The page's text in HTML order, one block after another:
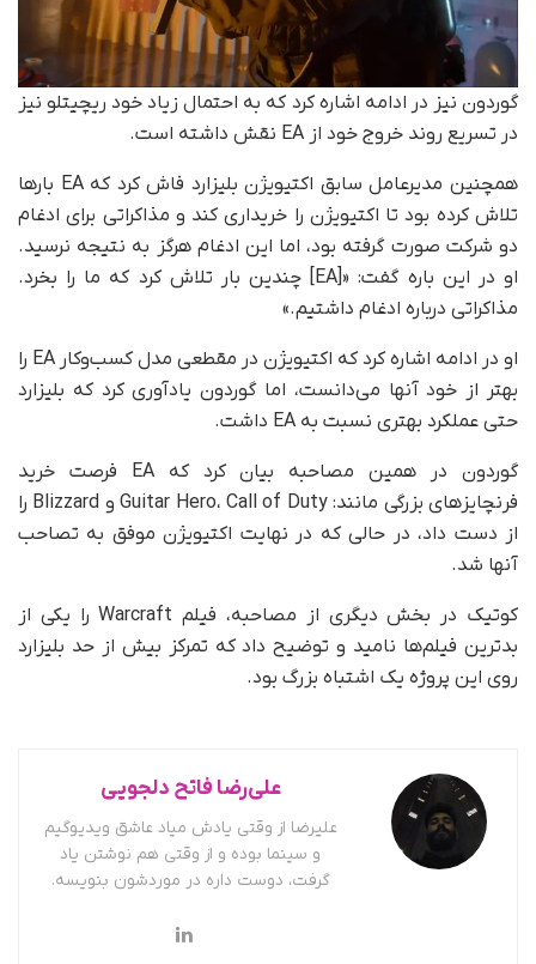
گوردون نیز در ادامه اشاره کرد که به احتمال زیاد خود ریچیتلو نیز
در تسریع روند خروج خود از EA نقش داشته است.
همچنین مدیرعامل سابق اکتیویژن بلیزارد فاش کرد که EA بارها
تلاش کرده بود تا اکتیویژن را خریداری کند و مذاکراتی برای ادغام
دو شرکت صورت گرفته بود، اما این ادغام هرگز به نتیجه نرسید.
او در این باره گفت: «[EA] چندین بار تلاش کرد که ما را بخرد.
مذاکراتی درباره ادغام داشتیم.»
او در ادامه اشاره کرد که اکتیویژن در مقطعی مدل کسب‌وکار EA را
بهتر از خود آنها می‌دانست، اما گوردون یادآوری کرد که بلیزارد
حتی عملکرد بهتری نسبت به EA داشت.
گوردون در همین مصاحبه بیان کرد که EA فرصت خرید
فرنچایزهای بزرگی مانند: Guitar Hero، Call of Duty و Blizzard را
از دست داد، در حالی که در نهایت اکتیویژن موفق به تصاحب
آنها شد.
کوتیک در بخش دیگری از مصاحبه، فیلم Warcraft را یکی از
بدترین فیلم‌ها نامید و توضیح داد که تمرکز بیش از حد بلیزارد
روی این پروژه یک اشتباه بزرگ بود.
علی‌رضا فاتح دلجویی
علیرضا از وقتی یادش میاد عاشق ویدیوگیم
و سینما بوده و از وقتی هم نوشتن یاد
گرفت، دوست داره در موردشون بنویسه.